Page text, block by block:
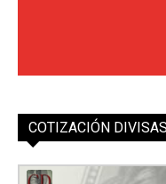
COTIZACIÓN DIVISAS